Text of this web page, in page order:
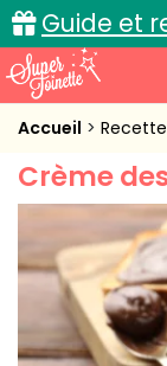
Guide et
Accueil
Recettes de
Cuisine pratique
L'actu cuisine
Accueil
Crème